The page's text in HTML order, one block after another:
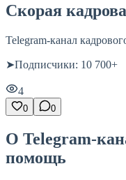
Скорая
Telegram-канал
➤Подписчики: 10 700+
4
0 0
О Telegram-
помощь